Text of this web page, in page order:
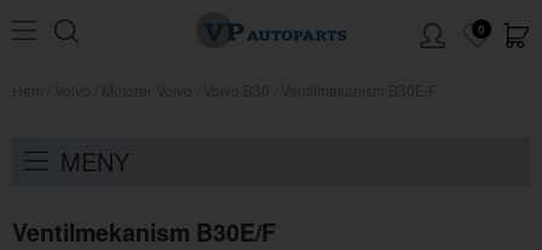
0
MENY
Ventilmekanism B30E/F